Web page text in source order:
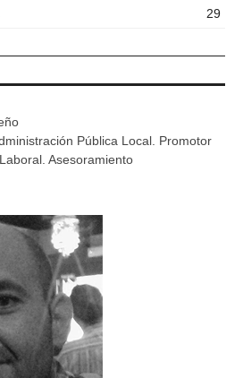
29
Pública Local. Promotor
Asesoramiento